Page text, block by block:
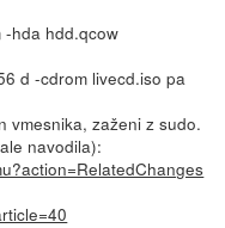
-hda hdd.qcow
d -cdrom livecd.iso pa
vmesnika, zaženi z sudo.
navodila):